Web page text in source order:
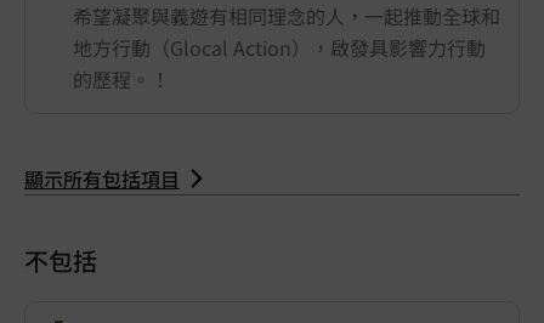
希望凝聚與義遊有相同理念的人，一起推動全球和
地方行動（Glocal Action），啟發具影響力行動
的歷程。！
顯示所有包括項目
不包括